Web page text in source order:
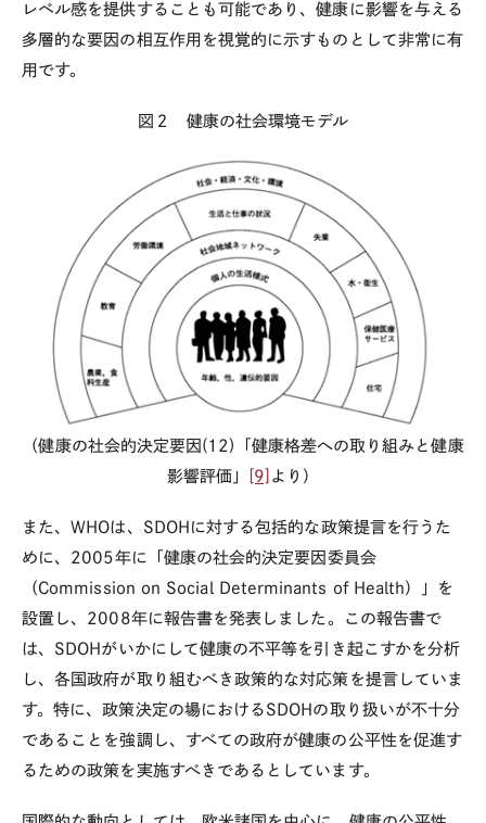
レベル感を提供することも可能であり、健康に影響を与える
多層的な要因の相互作用を視覚的に示すものとして非常に有
用です。
図２ 健康の社会環境モデル
（健康の社会的決定要因 (12)
「健康格差への取り組みと健康
影響評価」
[9] より）
また、WHOは、 SDOH に対する包括的な政策提言を行うた
めに、 2005年に「健康の社会的決定要因委員会
（ Commission on Social Determinants of Health ）」を
設置し、 2008年に報告書を発表しました。この報告書で
は、 SDOH がいかにして健康の不平等を引き起こすかを分析
し、各国政府が取り組むべき政策的な対応策を提言していま
す。特に、政策決定の場における SDOH の取り扱いが不十分
であることを強調し、すべての政府が健康の公平性を促進す
るための政策を実施すべきであるとしています。